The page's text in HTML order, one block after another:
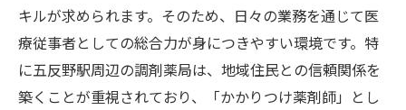
キルが求められます。そのため、日々の業務を通じて医
療従事者としての総合力が身につきやすい環境です。特
に五反野駅周辺の調剤薬局は、地域住民との信頼関係を
築くことが重視されており、「かかりつけ薬剤師」とし